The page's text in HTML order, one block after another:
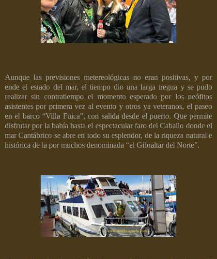
Aunque las previsiones metereológicas no eran positivas, y por
ende el estado del mar, el tiempo dio una larga tregua y se pudo
realizar sin contratiempo el momento esperado por los neófitos
asistentes por primera vez al evento y otros ya veteranos, el paseo
en el barco “Villa Fuica”, con salida desde el puerto. Que permite
disfrutar por la bahía hasta el espectacular faro del Caballo donde el
mar Cantábrico se abre en todo su esplendor, de la riqueza natural e
histórica de la por muchos denominada “el Gibraltar del Norte”.